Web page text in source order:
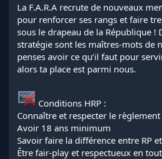
i
o
n
La F.A.R.A recrute de nouveaux
pour renforcer ses rangs et faire
sous le drapeau de la République !
stratégie sont les maîtres-mots de
penses avoir ce qu’il faut pour
alors ta place est parmi nous.
Conditions HRP :
Connaître et respecter le
Avoir 18 ans minimum
Savoir faire la différence entre RP
Être fair-play et respectueux en